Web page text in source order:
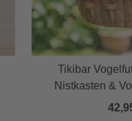
Tikibar
Nistkasten &